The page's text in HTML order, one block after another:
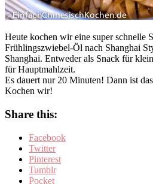
Heute kochen wir eine super schnelle
Frühlingszwiebel-Öl nach Shanghai
Shanghai. Entweder als Snack für
für Hauptmahlzeit.
Es dauert nur 20 Minuten! Dann ist
Kochen wir!
Share this:
Facebook
Twitter
Pinterest
Tumblr
Pocket